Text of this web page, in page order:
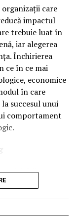
dezvoltate
performanțe
specificații ale
echipate cu:
care
impactul
trebuie luat în
iar alegerea
Închirierea
ce în ce mai
economice
în care
succesul unui
comportament
activității
de costuri.
rentabilă decât
de toalete.